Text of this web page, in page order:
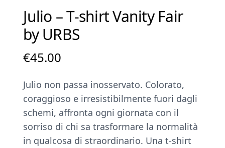
Julio – T-shirt Vanity Fair
by URBS
€45.00
Julio non passa inosservato. Colorato,
coraggioso e irresistibilmente fuori dagli
schemi, affronta ogni giornata con il
sorriso di chi sa trasformare la normalità
in qualcosa di straordinario. Una t-shirt